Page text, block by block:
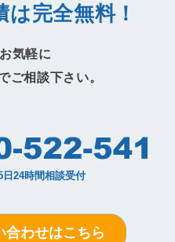
完全無料！
気軽に
ご相談下さい。
合わせはこちら